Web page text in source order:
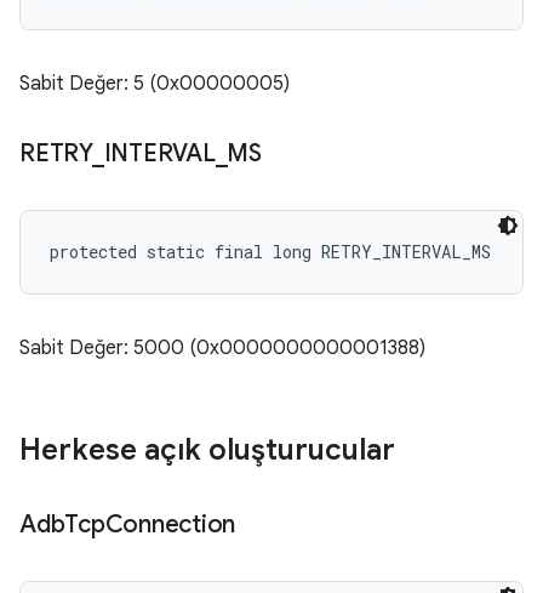
Sabit Değer: 5 (0x00000005)
RETRY_ INTERVAL_ MS
protected static final long RETRY_INTERVAL_MS
Sabit Değer: 5000 (0x0000000000001388)
Herkese açık oluşturucular
AdbTcpConnection